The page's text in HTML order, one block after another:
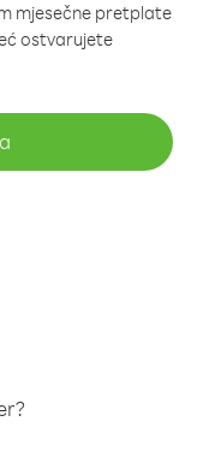
mjesečne pretplate
ostvarujete